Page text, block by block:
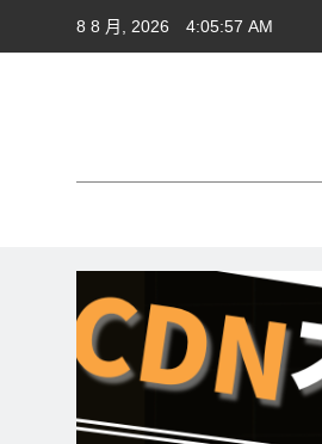
8 8 月, 2026 4:05:59 AM